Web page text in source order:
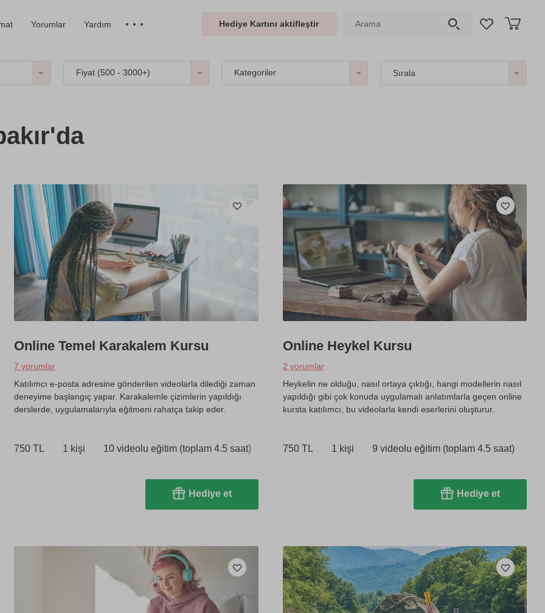
Yorumlar Yardım Hediye Kartını aktifleştir
Fiyat (500 - 3000+) Kategoriler Sırala
Online Temel Karakalem Kursu
7 yorumlar
Katılımcı e-posta adresine gönderilen videolarla dilediği zaman
deneyime başlangıç yapar. Karakalemle çizimlerin yapıldığı
derslerde, uygulamalarıyla eğitmeni rahatça takip eder.
750 TL 1 kişi 10 videolu eğitim (toplam 4.5 saat)
Hediye et
Online Heykel Kursu
2 yorumlar
Heykelin ne olduğu, nasıl ortaya çıktığı, hangi modellerin nasıl
yapıldığı gibi çok konuda uygulamalı anlatımlarla geçen online
kursta katılımcı, bu videolarla kendi eserlerini oluşturur.
750 TL 1 kişi 9 videolu eğitim (toplam 4.5 saat)
Hediye et